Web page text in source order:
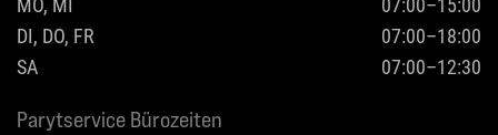
DI, DO, FR
07:00–18:00
SA
07:00–12:30
Parytservice Bürozeiten